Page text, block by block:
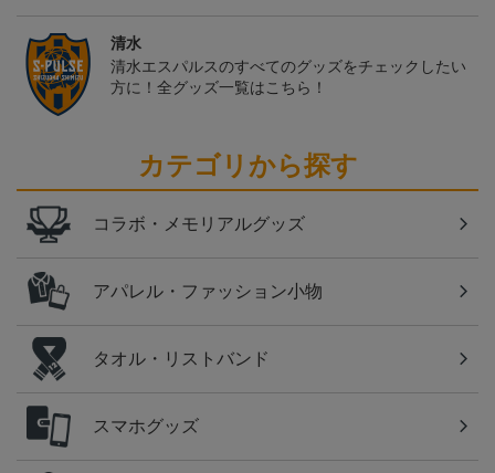
清水
清水エスパルスのすべてのグッズをチェックしたい
方に！全グッズ一覧はこちら！
カテゴリから探す
コラボ・メモリアルグッズ
アパレル・ファッション小物
タオル・リストバンド
スマホグッズ